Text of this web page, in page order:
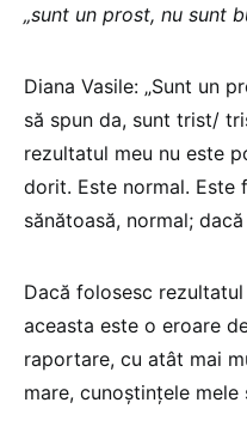
„sunt un prost, nu sunt
Diana Vasile: „Sunt un
să spun da, sunt trist/
rezultatul meu nu este
dorit. Este normal.
sănătoasă, normal;
Dacă folosesc
aceasta este o eroare
raportare, cu atât mai
mare, cunoștințele mele